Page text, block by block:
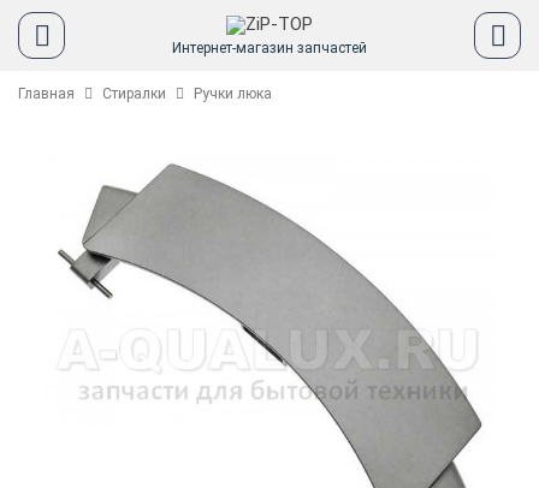
Интернет-магазин запчастей
Главная Стиралки Ручки люка